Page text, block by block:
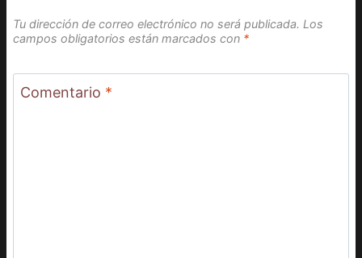
Tu dirección de correo electrónico no será publicada. Los
campos obligatorios están marcados con *
Comentario *